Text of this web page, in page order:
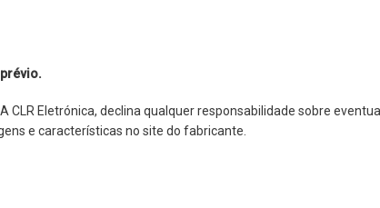
Eletrónica, declina qualquer responsabilidade sobre
e características no site do fabricante.